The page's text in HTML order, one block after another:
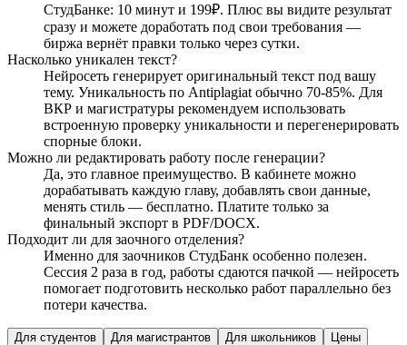
СтудБанке: 10 минут и 199₽. Плюс вы видите результат
сразу и можете доработать под свои требования —
биржа вернёт правки только через сутки.
Насколько уникален текст?
Нейросеть генерирует оригинальный текст под вашу
тему. Уникальность по Antiplagiat обычно 70-85%. Для
ВКР и магистратуры рекомендуем использовать
встроенную проверку уникальности и перегенерировать
спорные блоки.
Можно ли редактировать работу после генерации?
Да, это главное преимущество. В кабинете можно
дорабатывать каждую главу, добавлять свои данные,
менять стиль — бесплатно. Платите только за
финальный экспорт в PDF/DOCX.
Подходит ли для заочного отделения?
Именно для заочников СтудБанк особенно полезен.
Сессия 2 раза в год, работы сдаются пачкой — нейросеть
помогает подготовить несколько работ параллельно без
потери качества.
Для студентов Для магистрантов Для школьников Цены